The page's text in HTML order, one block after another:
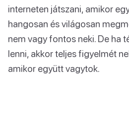
interneten játszani, amikor
hangosan és világosan
nem vagy fontos neki. De ha
lenni, akkor teljes figyelmét
amikor együtt vagytok.